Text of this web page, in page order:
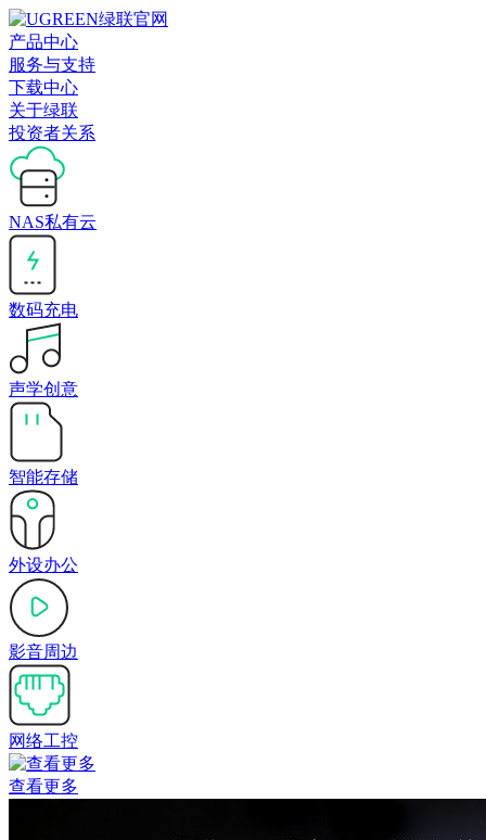
产品中心
服务与支持
下载中心
关于绿联
投资者关系
NAS私有云
数码充电
声学创意
智能存储
外设办公
影音周边
网络工控
查看更多